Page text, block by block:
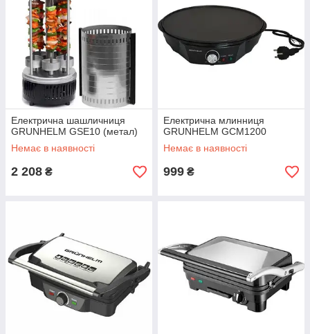
Електрична шашличниця
GRUNHELM GSE10 (метал)
Немає в наявності
2 208 ₴
Електрична млинниця
GRUNHELM GCM1200
Немає в наявності
999 ₴